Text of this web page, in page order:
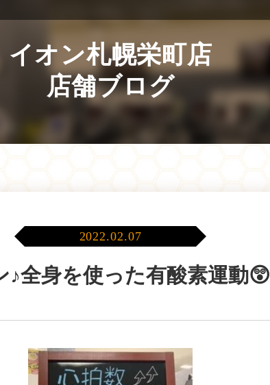
イオン札幌栄町店
店舗ブログ
2022.02.07
♪全身を使った有酸素運動😲